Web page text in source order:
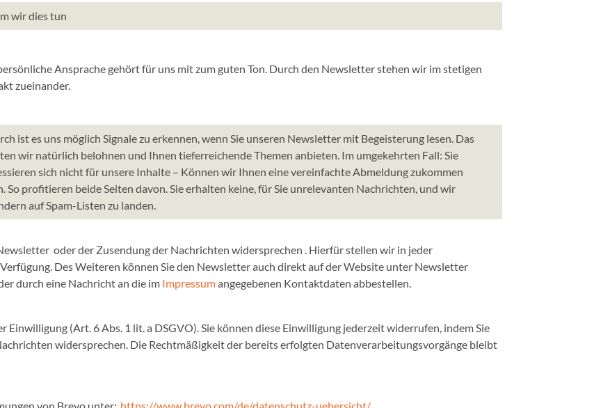
wir dies tun
Ansprache gehört für uns mit zum guten Ton. Durch den Newsletter stehen wir im stetigen
zueinander.
ist es uns möglich Signale zu erkennen, wenn Sie unseren Newsletter mit Begeisterung lesen. Das
wir natürlich belohnen und Ihnen tieferreichende Themen anbieten. Im umgekehrten Fall: Sie
sich nicht für unsere Inhalte – Können wir Ihnen eine vereinfachte Abmeldung zukommen
So profitieren beide Seiten davon. Sie erhalten keine, für Sie unrelevanten Nachrichten, und wir
auf Spam-Listen zu landen.
oder der Zusendung der Nachrichten widersprechen . Hierfür stellen wir in jeder
Des Weiteren können Sie den Newsletter auch direkt auf der Website unter Newsletter
durch eine Nachricht an die im Impressumangegebenen Kontaktdaten abbestellen.
(Art. 6 Abs. 1 lit. a DSGVO). Sie können diese Einwilligung jederzeit widerrufen, indem Sie
widersprechen. Die Rechtmäßigkeit der bereits erfolgten Datenverarbeitungsvorgänge bleibt